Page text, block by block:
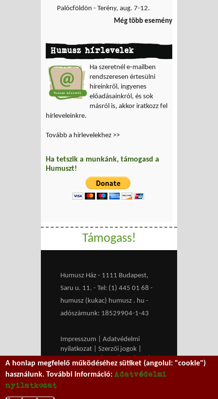
Palócföldön - Terény, aug. 7-12.
Még több esemény
Humusz hírlevelek
Ha szeretnél e-mailben
rendszeresen értesülni
híreinkről, ingyenes
előadásainkról, és sok
másról is, akkor iratkozz fel
hírleveleinkre.
Tovább a hírlevelekhez >>
Ha tetszik a munkánk, támogasd a
Humuszt!
Támogass!
Humusz Ház - 1111 Budapest,
Saru u. 11. - Tel: (1) 445 01 68 -
humusz (kukac) humusz . hu -
adószámunk: 18529904-1-43
Impresszum
Adatvédelmi
nyilatkozat
Szerzői jogok
Médiaajánlat
RSS HU| EN
A honlap megfelelő működéséhez sütiket (angolul: "cookie")
használunk. További információ:Adatvédelmi
nyilatkozat